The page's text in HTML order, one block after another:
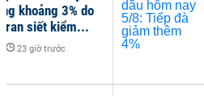
khoảng 3% do
siết kiểm...
23 giờ trước